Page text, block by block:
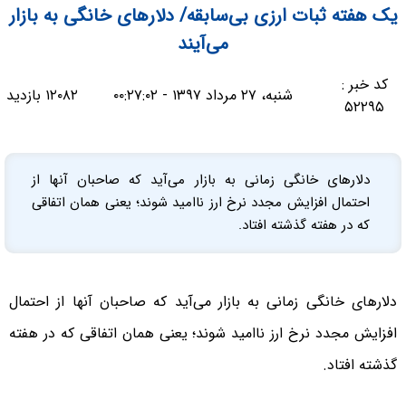
یک هفته ثبات ارزی بی‌سابقه/ دلارهای خانگی به بازار
می‌آیند
کد خبر :
۵۲۲۹۵
شنبه، ۲۷ مرداد ۱۳۹۷ - ۰۰:۲۷:۰۲ ۱۲۰۸۲ بازدید
دلارهای خانگی زمانی به بازار می‌آید که صاحبان آنها از
احتمال افزایش مجدد نرخ ارز ناامید شوند؛ یعنی همان اتفاقی
که در هفته گذشته افتاد.
دلارهای خانگی زمانی به بازار می‌آید که صاحبان آنها از احتمال
افزایش مجدد نرخ ارز ناامید شوند؛ یعنی همان اتفاقی که در هفته
گذشته افتاد.